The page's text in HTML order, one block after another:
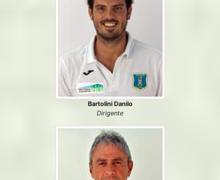
Bartolini Danilo
Dirigente